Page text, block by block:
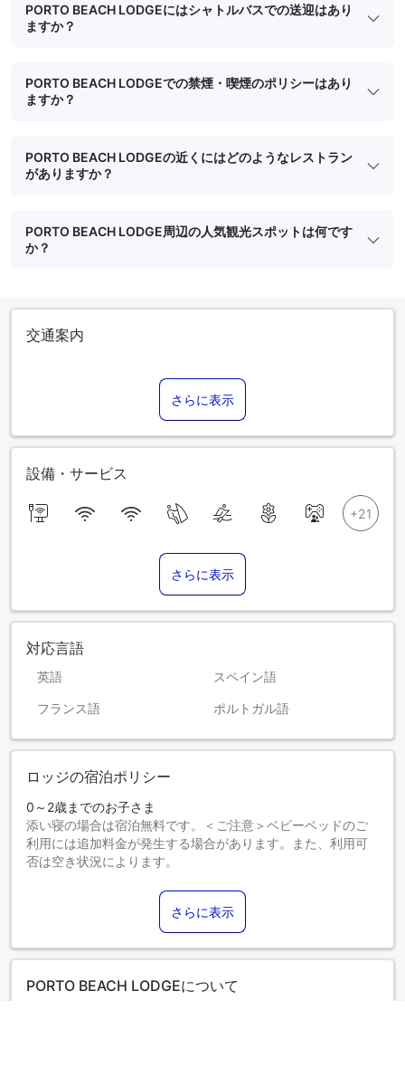
PORTO BEACH LODGEにはシャトルバスでの送迎はあり
ますか？
PORTO BEACH LODGEでの禁煙・喫煙のポリシーはあり
ますか？
PORTO BEACH LODGEの近くにはどのようなレストラン
がありますか？
PORTO BEACH LODGE周辺の人気観光スポットは何です
か？
交通案内
さらに表示
設備・サービス
さらに表示
対応言語
英語 スペイン語
フランス語 ポルトガル語
ロッジの宿泊ポリシー
0～2歳までのお子さま
添い寝の場合は宿泊無料です。＜ご注意＞ベビーベッドのご
利用には追加料金が発生する場合があります。また、利用可
否は空き状況によります。
エキストラベッドをお申し込みください。
13歳以上のゲストは大人とみなされます。
エキストラベッドの追加可否は、お部屋タイプにより異なり
ます。各部屋タイプ欄の記載をご確認ください。
さらに表示
PORTO BEACH LODGEについて